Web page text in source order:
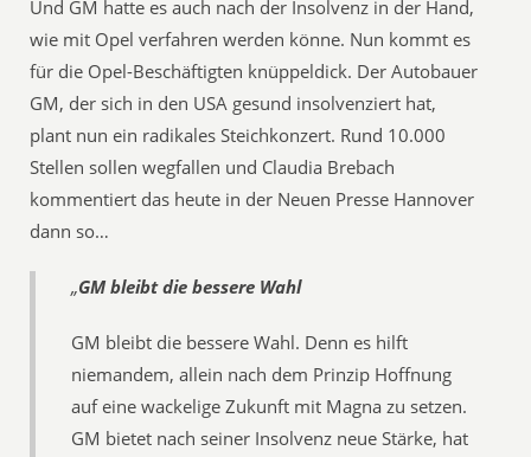
Und GM hatte es auch nach der Insolvenz in der Hand,
wie mit Opel verfahren werden könne. Nun kommt es
für die Opel-Beschäftigten knüppeldick. Der Autobauer
GM, der sich in den USA gesund insolvenziert hat,
plant nun ein radikales Steichkonzert. Rund 10.000
Stellen sollen wegfallen und Claudia Brebach
kommentiert das heute in der Neuen Presse Hannover
dann so…
„GM bleibt die bessere Wahl
GM bleibt die bessere Wahl. Denn es hilft
niemandem, allein nach dem Prinzip Hoffnung
auf eine wackelige Zukunft mit Magna zu setzen.
GM bietet nach seiner Insolvenz neue Stärke, hat